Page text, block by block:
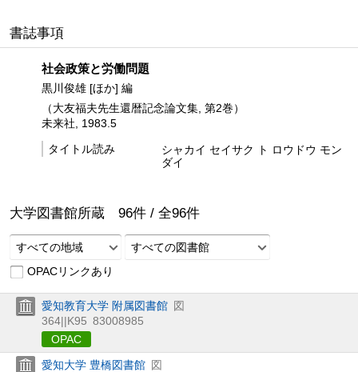
書誌事項
社会政策と労働問題
黒川俊雄 [ほか] 編
（大友福夫先生還暦記念論文集, 第2巻）
未来社, 1983.5
タイトル読み
シャカイ セイサク ト ロウドウ モン
ダイ
大学図書館所蔵 96件 / 全96件
すべての地域
すべての図書館
OPACリンクあり
愛知教育大学 附属図書館 図
364||K95 83008985
OPAC
愛知大学 豊橋図書館 図